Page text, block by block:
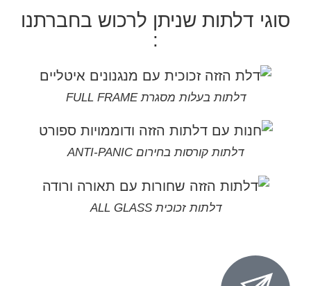
סוגי דלתות שניתן לרכוש בחברתנו
דלתות בעלות מסגרת FULL FRAME
דלתות קורסות בחירום ANTI-PANIC
דלתות זכוכית ALL GLASS